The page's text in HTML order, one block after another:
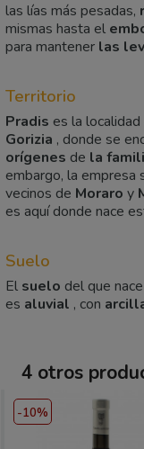
las lías más pesadas,
mismas hasta el
para mantener las
Territorio
Pradis es la localidad
Gorizia , donde se
orígenes de la
embargo, la empresa
vecinos de Moraro y
es aquí donde nace
Suelo
El suelo del que
es aluvial , con
4 otros
-10%